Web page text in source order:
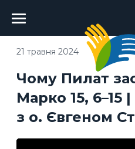
Головне
меню
Чому Пилат
Марко 15, 6–15
з о. Євгеном
21 травня 2024